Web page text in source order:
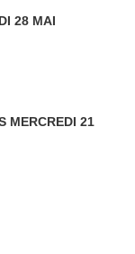
28 MAI
MERCREDI 21